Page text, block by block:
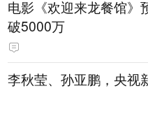
电影《欢迎来龙餐馆》
破5000万
李秋莹、孙亚鹏，央视